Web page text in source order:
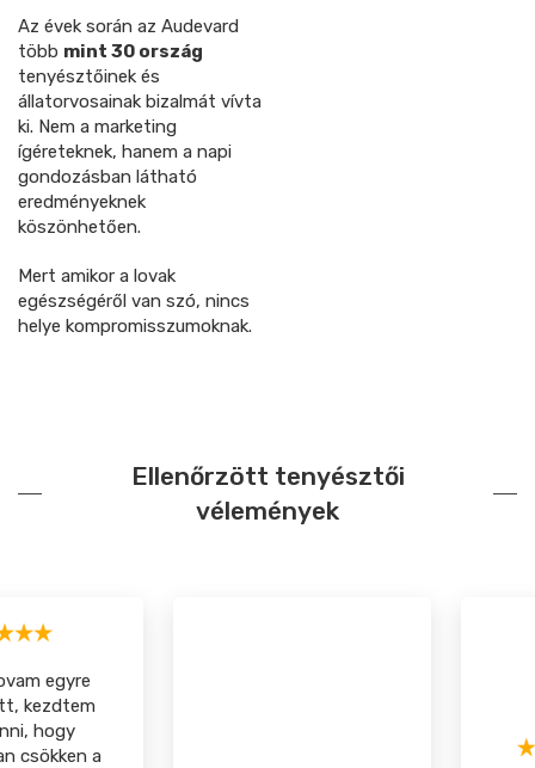
Az évek során az Audevard
több mint 30 ország
tenyésztőinek és
állatorvosainak bizalmát vívta
ki. Nem a marketing
ígéreteknek, hanem a napi
gondozásban látható
eredményeknek
köszönhetően.
Mert amikor a lovak
egészségéről van szó, nincs
helye kompromisszumoknak.
Ellenőrzött tenyésztői
vélemények
egyre
kezdtem
hogy
csökken a